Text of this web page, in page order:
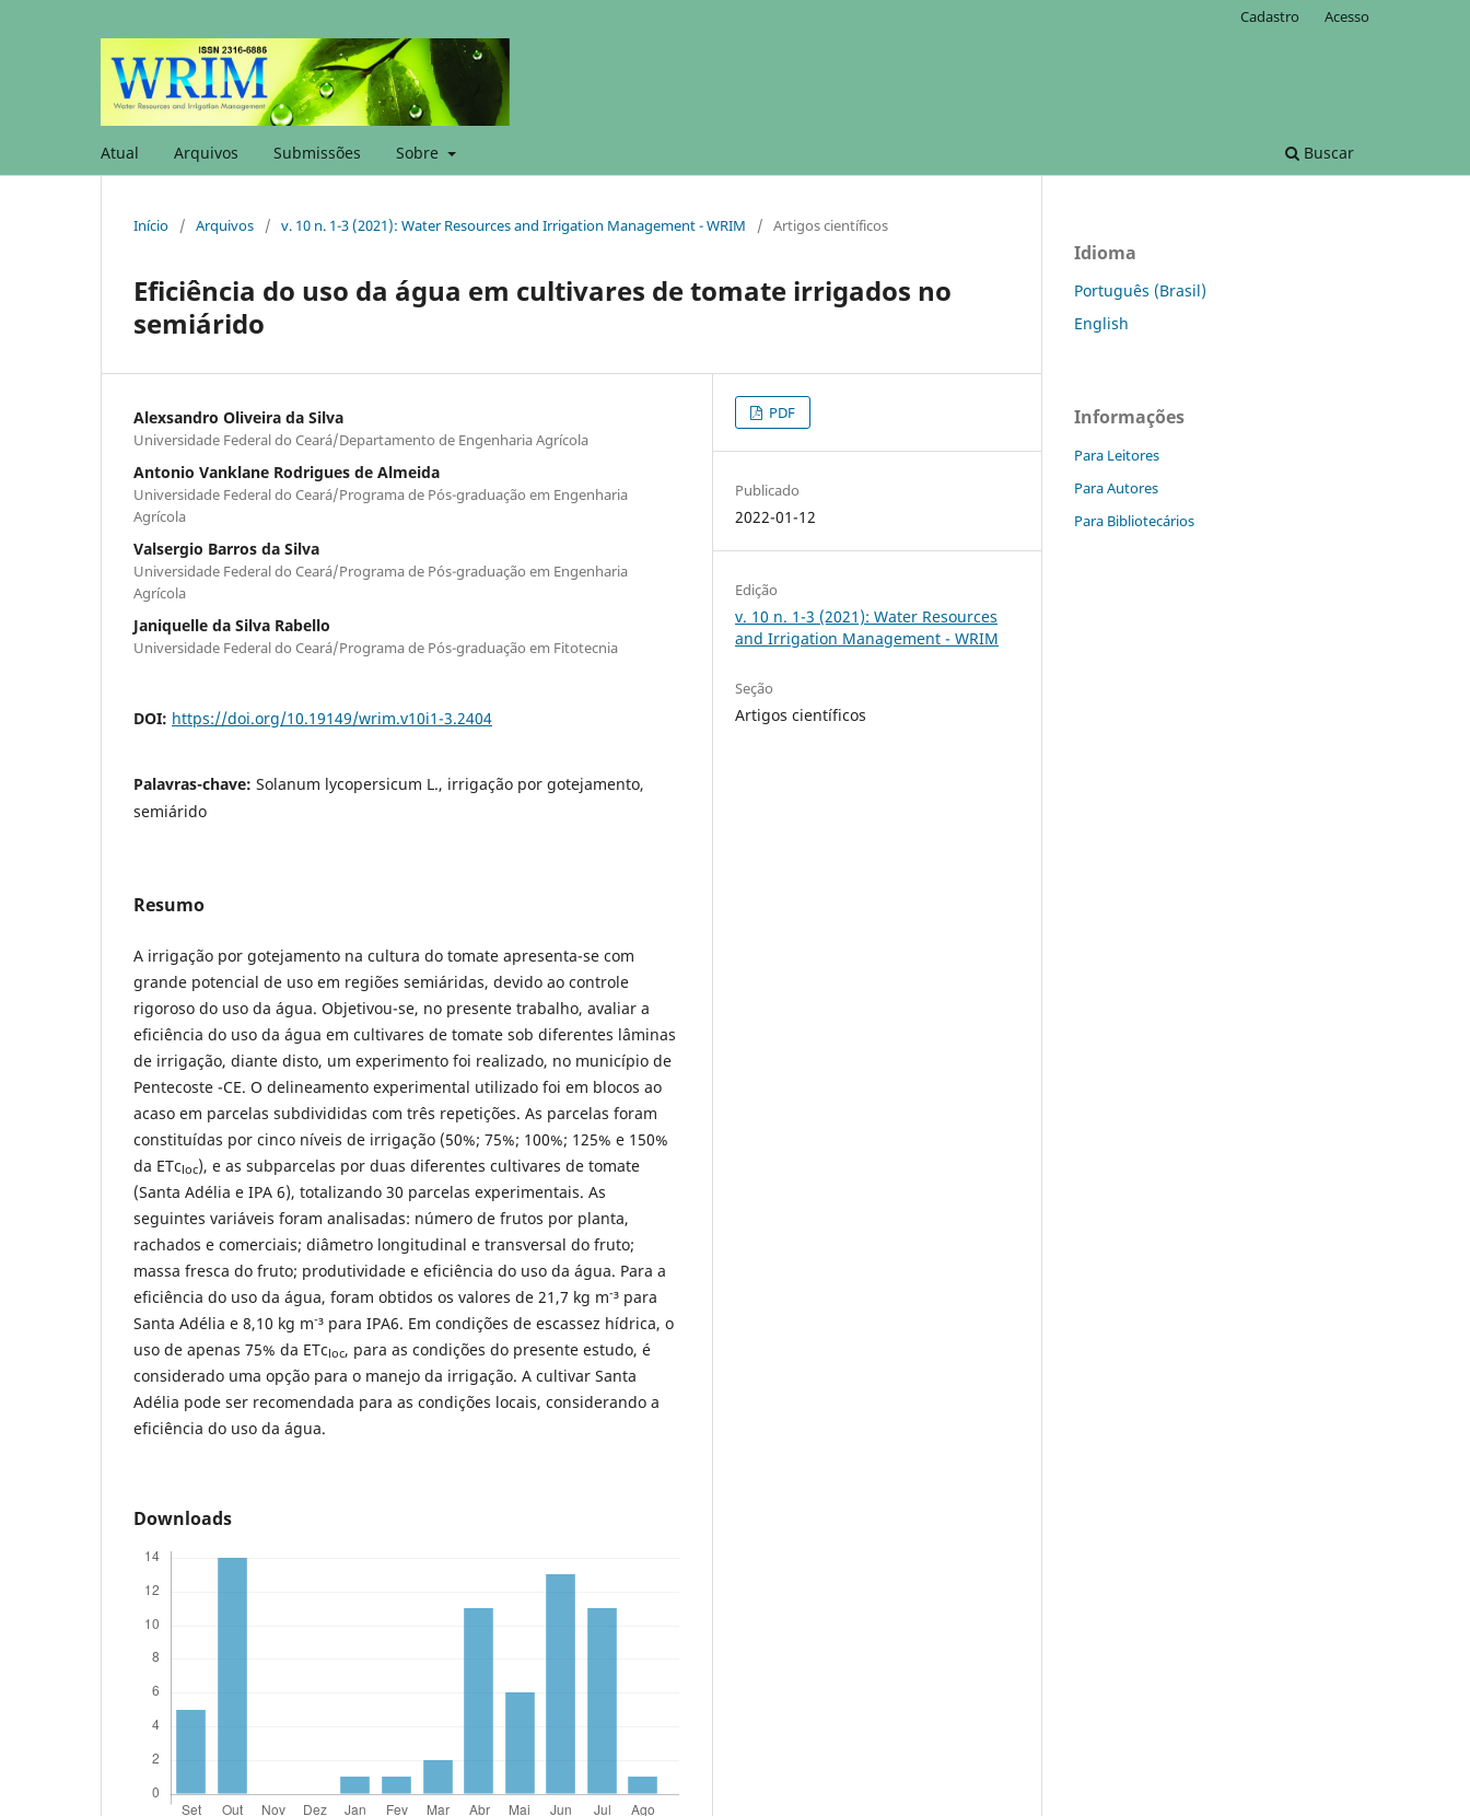
Atual Arquivos Submissões Sobre Buscar
Cadastro Acesso
Início / Arquivos / v. 10 n. 1-3 (2021): Water Resources and Irrigation Management - WRIM / Artigos científicos
Eficiência do uso da água em cultivares de tomate irrigados no
semiárido
Alexsandro Oliveira da Silva
Universidade Federal do Ceará/Departamento de Engenharia Agrícola
Antonio Vanklane Rodrigues de Almeida
Universidade Federal do Ceará/Programa de Pós-graduação em Engenharia
Agrícola
Valsergio Barros da Silva
Universidade Federal do Ceará/Programa de Pós-graduação em Engenharia
Agrícola
Janiquelle da Silva Rabello
Universidade Federal do Ceará/Programa de Pós-graduação em Fitotecnia
DOI: https://doi.org/10.19149/wrim.v10i1-3.2404
Palavras-chave: Solanum lycopersicum L., irrigação por gotejamento,
semiárido
Resumo
A irrigação por gotejamento na cultura do tomate apresenta-se com
grande potencial de uso em regiões semiáridas, devido ao controle
rigoroso do uso da água. Objetivou-se, no presente trabalho, avaliar a
eficiência do uso da água em cultivares de tomate sob diferentes lâminas
de irrigação, diante disto, um experimento foi realizado, no município de
Pentecoste -CE. O delineamento experimental utilizado foi em blocos ao
acaso em parcelas subdivididas com três repetições. As parcelas foram
constituídas por cinco níveis de irrigação (50%; 75%; 100%; 125% e 150%
da ETcloc), e as subparcelas por duas diferentes cultivares de tomate
(Santa Adélia e IPA 6), totalizando 30 parcelas experimentais. As
seguintes variáveis foram analisadas: número de frutos por planta,
rachados e comerciais; diâmetro longitudinal e transversal do fruto;
massa fresca do fruto; produtividade e eficiência do uso da água. Para a
eficiência do uso da água, foram obtidos os valores de 21,7 kg m-³ para
Santa Adélia e 8,10 kg m-³ para IPA6. Em condições de escassez hídrica, o
uso de apenas 75% da ETcloc, para as condições do presente estudo, é
considerado uma opção para o manejo da irrigação. A cultivar Santa
Adélia pode ser recomendada para as condições locais, considerando a
eficiência do uso da água.
Downloads
PDF
Publicado
2022-01-12
Edição
v. 10 n. 1-3 (2021): Water Resources
and Irrigation Management - WRIM
Seção
Artigos científicos
Idioma
Português (Brasil)
English
Informações
Para Leitores
Para Autores
Para Bibliotecários